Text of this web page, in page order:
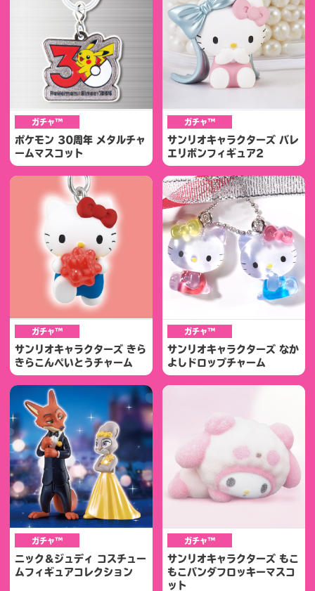
ガチャ™
ポケモン 30周年 メタルチャ
ームマスコット
ガチャ™
サンリオキャラクターズ バレ
エリボンフィギュア2
ガチャ™
サンリオキャラクターズ きら
きらこんぺいとうチャーム
ガチャ™
サンリオキャラクターズ なか
よしドロップチャーム
ガチャ™
ニック＆ジュディ コスチュー
ムフィギュアコレクション
ガチャ™
サンリオキャラクターズ もこ
もこパンダフロッキーマスコ
ット